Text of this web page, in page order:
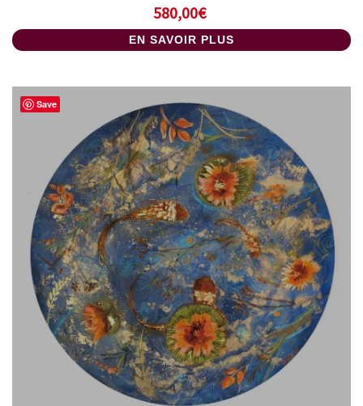
580,00€
EN SAVOIR PLUS
Save